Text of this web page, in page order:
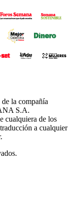
la compañía
S.A.
cualquiera de los
a cualquier